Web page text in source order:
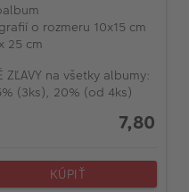
o rozmeru 10x15 cm
25 cm
ZĽAVY na všetky albumy:
(3ks), 20% (od 4ks)
7,80
KÚPIŤ